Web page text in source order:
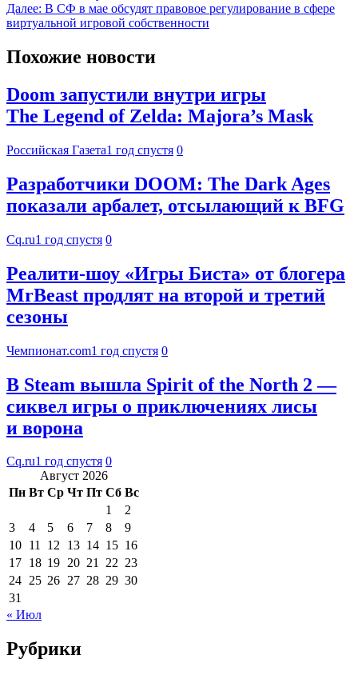
Далее: В СФ в мае обсудят правовое регулирование в сфере
виртуальной игровой собственности
Похожие новости
Doom запустили внутри игры
The Legend of Zelda: Majora’s Mask
Российская Газета1 год спустя 0
Разработчики DOOM: The Dark Ages
показали арбалет, отсылающий к BFG
Cq.ru1 год спустя 0
Реалити-шоу «Игры Биста» от блогера
MrBeast продлят на второй и третий
сезоны
Чемпионат.com1 год спустя 0
В Steam вышла Spirit of the North 2 —
сиквел игры о приключениях лисы
и ворона
Cq.ru1 год спустя 0
Август 2026
Пн Вт Ср Чт Пт Сб Вс
1
2
3
4 5 6 7 8
9
10 11 12 13 14 15 16
17 18 19 20 21 22 23
24 25 26 27 28 29 30
31
« Июл
Рубрики